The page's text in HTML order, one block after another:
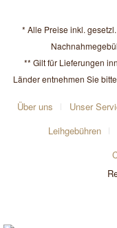
* Alle Preise inkl.
** Gilt für Lieferungen
Länder entnehmen Sie
Über uns Unser
Leihgebühren